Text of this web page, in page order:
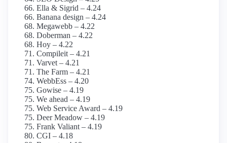
Ella & Sigrid – 4.24
Banana design – 4.24
Megawebb – 4.22
Doberman – 4.22
Hoy – 4.22
Compileit – 4.21
Varvet – 4.21
The Farm – 4.21
WebbEss – 4.20
Gowise – 4.19
We ahead – 4.19
Web Service Award – 4.19
Deer Meadow – 4.19
Frank Valiant – 4.19
CGI – 4.18